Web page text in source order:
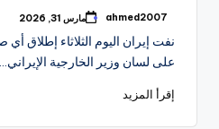
تمّ
بواسطة
ahmed2007 مارس 31, 2026
نفت إيران اليوم الثلاثاء إطلاق أي
على لسان وزير الخارجية الإيراني…
إقرأ المزيد